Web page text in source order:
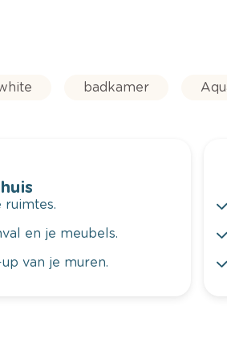
badkamer
ruimtes.
en je meubels.
van je muren.